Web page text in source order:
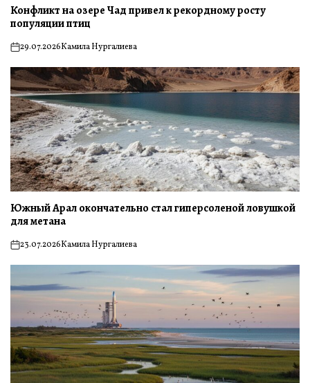
Конфликт на озере Чад привел к рекордному росту
популяции птиц
on29.07.2026Камила Нургалиева
Южный Арал окончательно стал гиперсоленой ловушкой
для метана
on23.07.2026Камила Нургалиева